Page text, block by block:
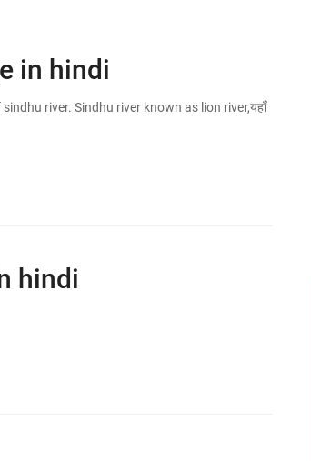
in hindi
river. Sindhu river known as lion river,यहाँ
hindi